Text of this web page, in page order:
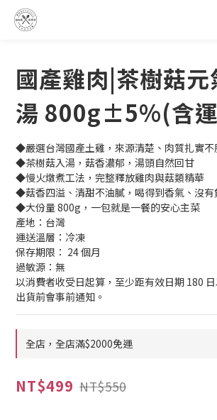
國產雞肉|茶樹菇元
湯 800g±5%(含
◆嚴選台灣國產土雞，來源清楚、肉質扎實不
◆茶樹菇入湯，菇香濃郁，湯頭自然回甘
◆慢火燉煮工法，完整釋放雞肉與菇類精華
◆菇香四溢、清甜不油膩，喝得到香氣、沒有
◆大份量 800g，一包就是一餐的安心主菜
產地：台灣
運送溫層：冷凍
保存期限： 24 個月
過敏源：無
以消費者收受日起算，至少距有效日期 180
出貨前會事前通知。
全店，全店滿$2000免運
NT$499 NT$550